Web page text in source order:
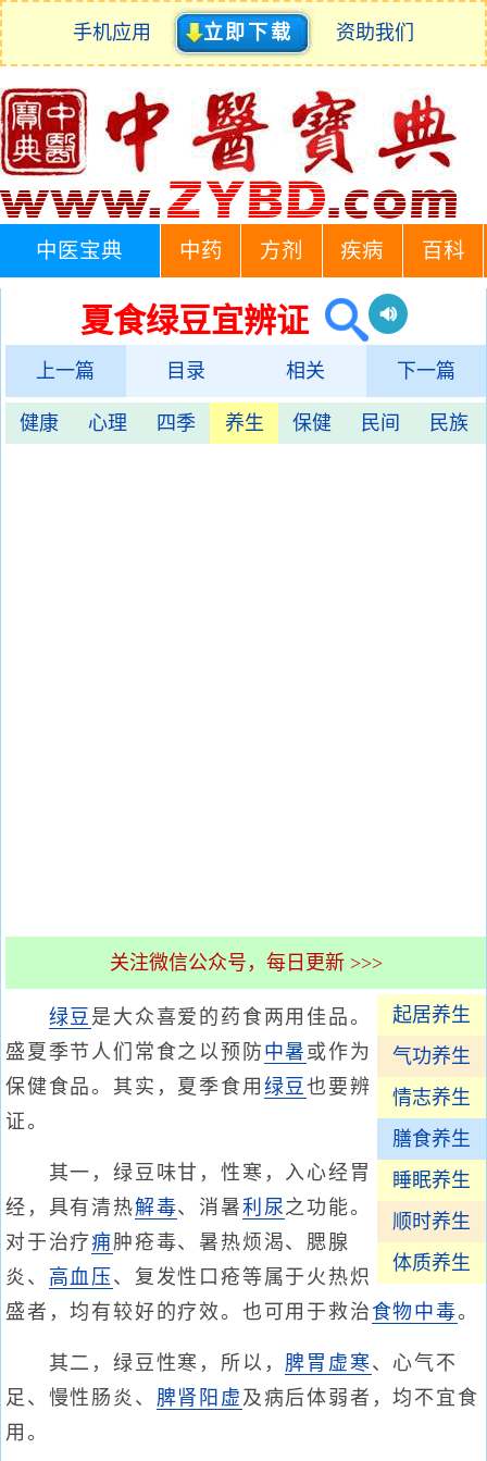
手机应用 立即下载 资助我们
中医宝典 中药 方剂 疾病 百科
夏食绿豆宜辨证
上一篇 目录 相关 下一篇
健康 心理 四季 养生 保健 民间 民族
关注微信公众号，每日更新 >>>
起居养生
气功养生
情志养生
膳食养生
睡眠养生
顺时养生
体质养生
绿豆 是大众喜爱的药食两用佳品。
盛夏季节人们常食之以预防中暑 或作为
保健食品。其实，夏季食用 绿豆也要辨
证。
其一，绿豆味甘，性寒，入心经胃
经，具有清热解毒、消暑利尿之功能。
对于治疗痈肿疮毒、暑热烦渴、腮腺
炎、 高血压 、复发性口疮等属于火热炽
盛者，均有较好的疗效。也可用于救治 食物中毒。
其二，绿豆性寒，所以， 脾胃虚寒 、心气不
足、慢性肠炎、 脾肾阳虚 及病后体弱者，均不宜食
用。